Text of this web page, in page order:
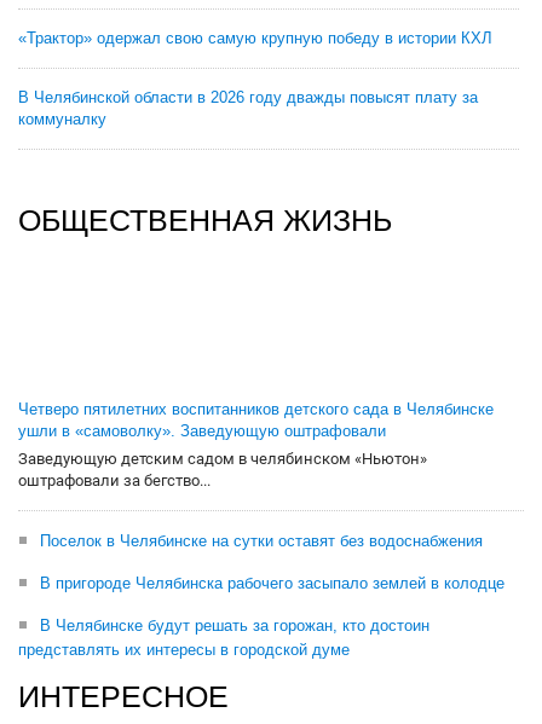
«Трактор» одержал свою самую крупную победу в истории КХЛ
В Челябинской области в 2026 году дважды повысят плату за
коммуналку
ОБЩЕСТВЕННАЯ ЖИЗНЬ
Четверо пятилетних воспитанников детского сада в Челябинске
ушли в «самоволку». Заведующую оштрафовали
Заведующую детским садом в челябинском «Ньютон»
оштрафовали за бегство...
Поселок в Челябинске на сутки оставят без водоснабжения
В пригороде Челябинска рабочего засыпало землей в колодце
В Челябинске будут решать за горожан, кто достоин
представлять их интересы в городской думе
ИНТЕРЕСНОЕ